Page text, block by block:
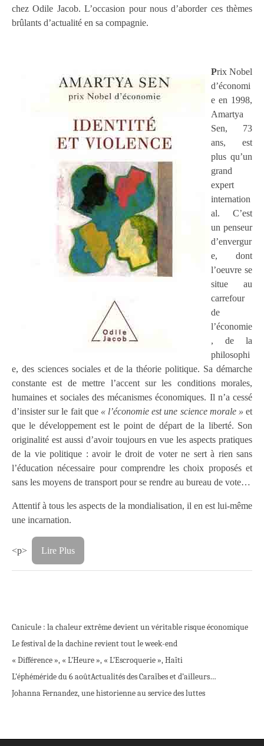
chez Odile Jacob. L’occasion pour nous d’aborder ces thèmes
brûlants d’actualité en sa compagnie.
Prix Nobel
d’économi
e en 1998,
Amartya
Sen, 73
ans, est
plus qu’un
grand
expert
internation
al. C’est
un penseur
d’envergur
e, dont
l’oeuvre se
situe au
carrefour
de
l’économie
, de la
philosophi
e, des sciences sociales et de la théorie politique. Sa démarche
constante est de mettre l’accent sur les conditions morales,
humaines et sociales des mécanismes économiques. Il n’a cessé
d’insister sur le fait que « l’économie est une science morale » et
que le développement est le point de départ de la liberté. Son
originalité est aussi d’avoir toujours en vue les aspects pratiques
de la vie politique : avoir le droit de voter ne sert à rien sans
l’éducation nécessaire pour comprendre les choix proposés et
sans les moyens de transport pour se rendre au bureau de vote…
Attentif à tous les aspects de la mondialisation, il en est lui-même
une incarnation.
<p> Lire Plus
Canicule : la chaleur extrême devient un véritable risque économique
Le festival de la dachine revient tout le week-end
« Différence », « L’Heure », « L’Escroquerie », Haïti
L’éphéméride du 6 aoûtActualités des Caraïbes et d’ailleurs…
Johanna Fernandez, une historienne au service des luttes